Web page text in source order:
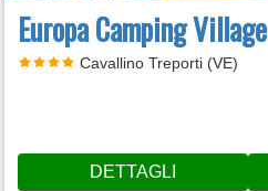
Europa Camping Village
Cavallino Treporti (VE)
DETTAGLI